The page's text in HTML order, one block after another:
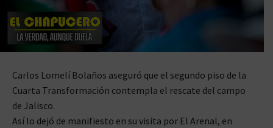
Carlos Lomelí Bolaños aseguró que el segundo piso de la
Cuarta Transformación contempla el rescate del campo
de Jalisco.
Así lo dejó de manifiesto en su visita por El Arenal, en